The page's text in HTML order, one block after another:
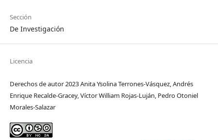
Sección
De Investigación
Licencia
Derechos de autor 2023 Anita Ysolina Terrones-Vásquez, Andrés
Enrique Recalde-Gracey, Víctor William Rojas-Luján, Pedro Otoniel
Morales-Salazar